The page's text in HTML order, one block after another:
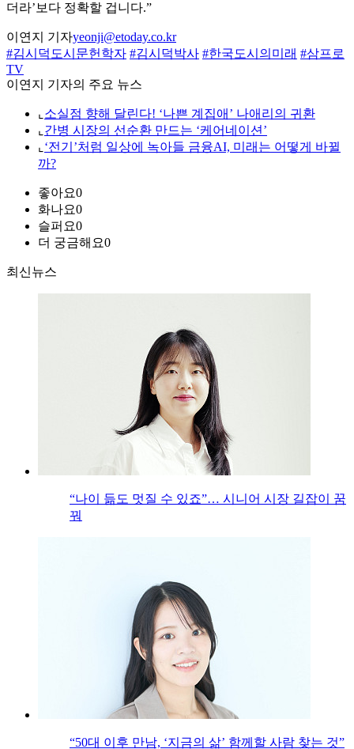
더라’보다 정확할 겁니다.”
이연지 기자yeonji@etoday.co.kr
#김시덕도시문헌학자 #김시덕박사 #한국도시의미래 #삼프로
TV
이연지 기자의 주요 뉴스
⌞ 소실점 향해 달린다! ‘나쁜 계집애’ 나애리의 귀환
⌞ 간병 시장의 선순환 만드는 ‘케어네이션’
⌞ ‘전기’처럼 일상에 녹아들 금융AI, 미래는 어떻게 바뀔
까?
좋아요0
화나요0
슬퍼요0
더 궁금해요0
최신뉴스
“나이 듦도 멋질 수 있죠”… 시니어 시장 길잡이 꿈
꿔
“50대 이후 만남, ‘지금의 삶’ 함께할 사람 찾는 것”